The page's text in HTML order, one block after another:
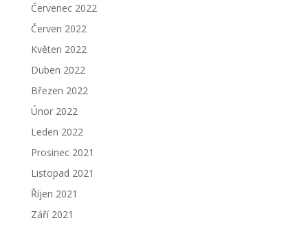
Červenec 2022
Červen 2022
Květen 2022
Duben 2022
Březen 2022
Únor 2022
Leden 2022
Prosinec 2021
Listopad 2021
Říjen 2021
Září 2021